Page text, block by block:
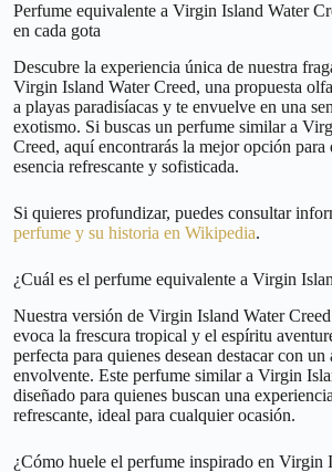
Perfume equivalente a Virgin Island Water
en cada gota
Descubre la experiencia única de nuestra
Virgin Island Water Creed, una propuesta
a playas paradisíacas y te envuelve en una
exotismo. Si buscas un perfume similar a
Creed, aquí encontrarás la mejor opción para
esencia refrescante y sofisticada.
Si quieres profundizar, puedes consultar
perfume y su historia en Wikipedia.
¿Cuál es el perfume equivalente a Virgin
Nuestra versión de Virgin Island Water
evoca la frescura tropical y el espíritu
perfecta para quienes desean destacar con
envolvente. Este perfume similar a Virgin
diseñado para quienes buscan una
refrescante, ideal para cualquier ocasión.
¿Cómo huele el perfume inspirado en Virgin